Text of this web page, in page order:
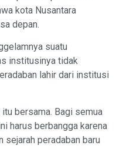
kota Nusantara
depan.
suatu
institusinya tidak
lahir dari institusi
bersama. Bagi semua
harus berbangga karena
sejarah peradaban baru